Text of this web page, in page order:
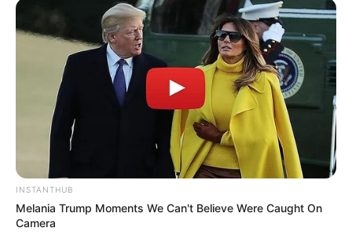
Fonte: Pix Stats
5. Jogo de banheiro branco e vermelho em forma
de flor
INSTANTHUB
Melania Trump Moments We Can't Believe Were Caught On
Camera